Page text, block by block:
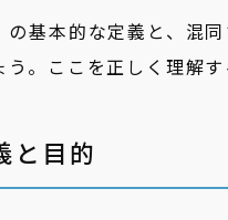
の基本的な定義と、混
。ここを正しく理解
と目的